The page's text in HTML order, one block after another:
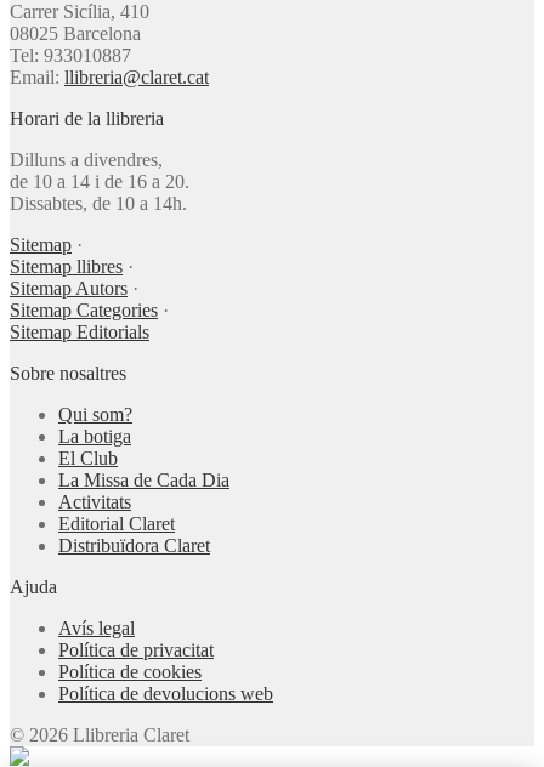
Carrer Sicília, 410
08025 Barcelona
Tel: 933010887
Email: llibreria@claret.cat
Horari de la llibreria
Dilluns a divendres,
de 10 a 14 i de 16 a 20.
Dissabtes, de 10 a 14h.
Sitemap ·
Sitemap llibres ·
Sitemap Autors ·
Sitemap Categories ·
Sitemap Editorials
Sobre nosaltres
Qui som?
La botiga
El Club
La Missa de Cada Dia
Activitats
Editorial Claret
Distribuïdora Claret
Ajuda
Avís legal
Política de privacitat
Política de cookies
Política de devolucions web
© 2026 Llibreria Claret